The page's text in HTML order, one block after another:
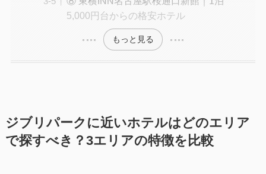
5,000円台からの格安ホテル
もっと見る
ジブリパークに近いホテルはどのエリア
で探すべき？3エリアの特徴を比較